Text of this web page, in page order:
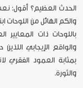
الحدث العظيم؟ أقول:
والكم الهائل من اللوحات
باللوحات ذات
والواقع الإيجابي
بمثابة العمود الفقري
والثورة.